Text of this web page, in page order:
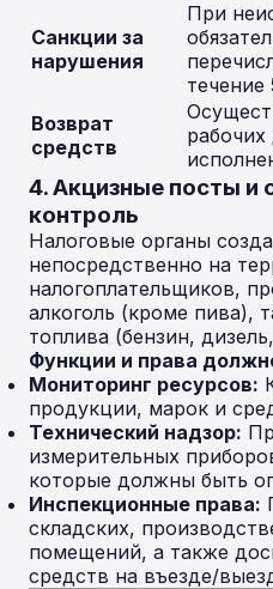
Санкции за
нарушения
При
течение
Возврат
средств
рабочих
4. Акцизные посты и
контроль
Налоговые органы
непосредственно на
налогоплательщиков,
алкоголь (кроме пива),
топлива (бензин,
Функции и права
Мониторинг ресурсов:
продукции, марок и
Технический надзор:
измерительных
которые должны быть
Инспекционные права:
складских,
помещений, а также
средств на въезде/